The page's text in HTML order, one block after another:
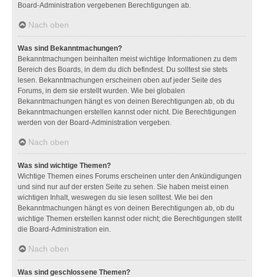
Board-Administration vergebenen Berechtigungen ab.
Nach oben
Was sind Bekanntmachungen?
Bekanntmachungen beinhalten meist wichtige Informationen zu dem
Bereich des Boards, in dem du dich befindest. Du solltest sie stets
lesen. Bekanntmachungen erscheinen oben auf jeder Seite des
Forums, in dem sie erstellt wurden. Wie bei globalen
Bekanntmachungen hängt es von deinen Berechtigungen ab, ob du
Bekanntmachungen erstellen kannst oder nicht. Die Berechtigungen
werden von der Board-Administration vergeben.
Nach oben
Was sind wichtige Themen?
Wichtige Themen eines Forums erscheinen unter den Ankündigungen
und sind nur auf der ersten Seite zu sehen. Sie haben meist einen
wichtigen Inhalt, weswegen du sie lesen solltest. Wie bei den
Bekanntmachungen hängt es von deinen Berechtigungen ab, ob du
wichtige Themen erstellen kannst oder nicht; die Berechtigungen stellt
die Board-Administration ein.
Nach oben
Was sind geschlossene Themen?